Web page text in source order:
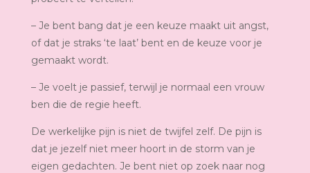
– Je bent bang dat je een keuze maakt uit angst,
of dat je straks ‘te laat’ bent en de keuze voor je
gemaakt wordt.
– Je voelt je passief, terwijl je normaal een vrouw
ben die de regie heeft.
De werkelijke pijn is niet de twijfel zelf. De pijn is
dat je jezelf niet meer hoort in de storm van je
eigen gedachten. Je bent niet op zoek naar nog